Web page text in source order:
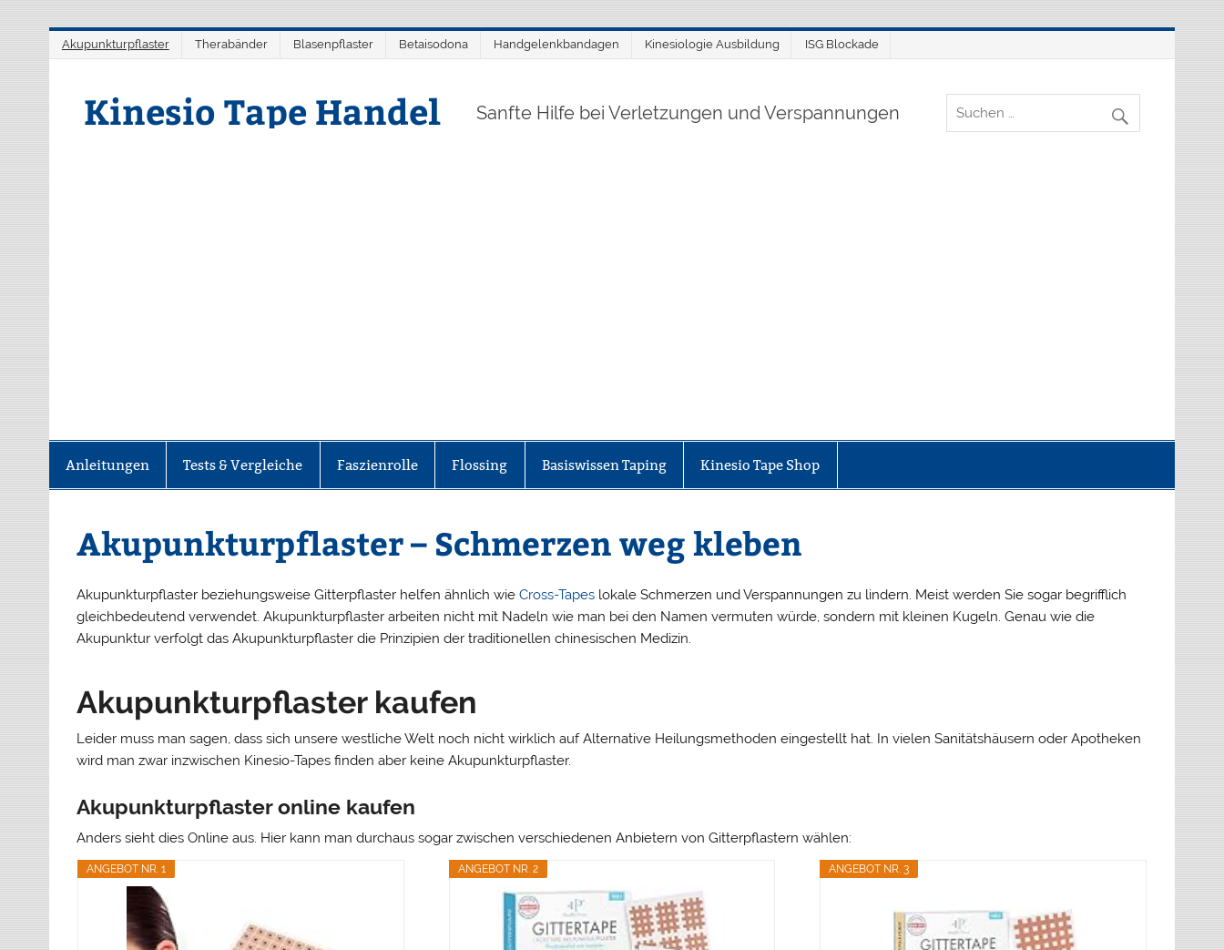
springen
Akupunkturpflaster Therabänder Blasenpflaster Betaisodona Handgelenkbandagen Kinesiologie Ausbildung ISG Blockade
Kinesio Tape Handel Sanfte Hilfe bei Verletzungen und Verspannungen
Anleitungen Tests & Vergleiche Faszienrolle Flossing Basiswissen Taping Kinesio Tape Shop
Akupunkturpflaster – Schmerzen weg kleben
Akupunkturpflaster beziehungsweise Gitterpflaster helfen ähnlich wieCross-Tapes lokale Schmerzen und Verspannungen zu lindern. Meist werden Sie sogar begrifflich
gleichbedeutend verwendet. Akupunkturpflaster arbeiten nicht mit Nadeln wie man bei den Namen vermuten würde, sondern mit kleinen Kugeln. Genau wie die
Akupunktur verfolgt das Akupunkturpflaster die Prinzipien der traditionellen chinesischen Medizin.
Akupunkturpflaster kaufen
Leider muss man sagen, dass sich unsere westliche Welt noch nicht wirklich auf Alternative Heilungsmethoden eingestellt hat. In vielen Sanitätshäusern oder Apotheken
wird man zwar inzwischen Kinesio-Tapes finden aber keine Akupunkturpflaster.
Akupunkturpflaster online kaufen
Anders sieht dies Online aus. Hier kann man durchaus sogar zwischen verschiedenen Anbietern von Gitterpflastern wählen:
ANGEBOT NR. 1 ANGEBOT NR. 2 ANGEBOT NR. 3